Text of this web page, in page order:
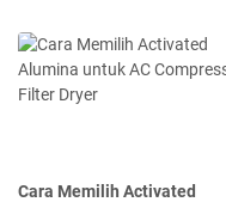
Cara Memilih Activated